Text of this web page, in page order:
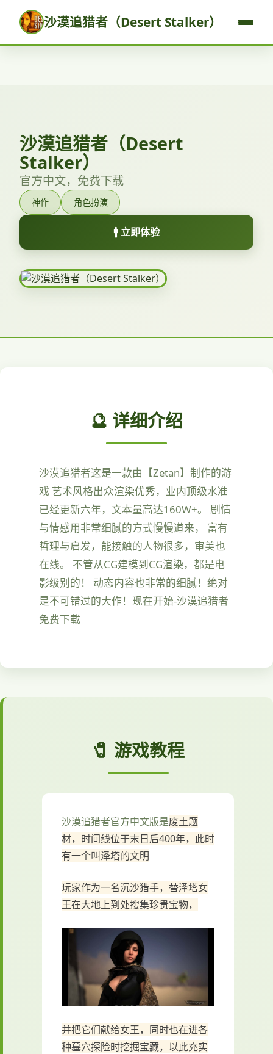
沙漠追猎者（Desert Stalker）
沙漠追猎者（Desert
Stalker）
官方中文，免费下载
神作 角色扮演
🚹 立即体验
🔮 详细介绍
沙漠追猎者这是一款由【Zetan】制作的游
戏 艺术风格出众渲染优秀，业内顶级水准
已经更新六年，文本量高达160W+。 剧情
与情感用非常细腻的方式慢慢道来， 富有
哲理与启发，能接触的人物很多，审美也
在线。 不管从CG建模到CG渲染，都是电
影级别的！ 动态内容也非常的细腻！绝对
是不可错过的大作！现在开始-沙漠追猎者
免费下载
🧷 游戏教程
沙漠追猎者官方中文版是废土题
材，时间线位于末日后400年，此时
有一个叫泽塔的文明
玩家作为一名沉沙猎手，替泽塔女
王在大地上到处搜集珍贵宝物，
并把它们献给女王，同时也在进各
种墓穴探险时挖掘宝藏，以此充实